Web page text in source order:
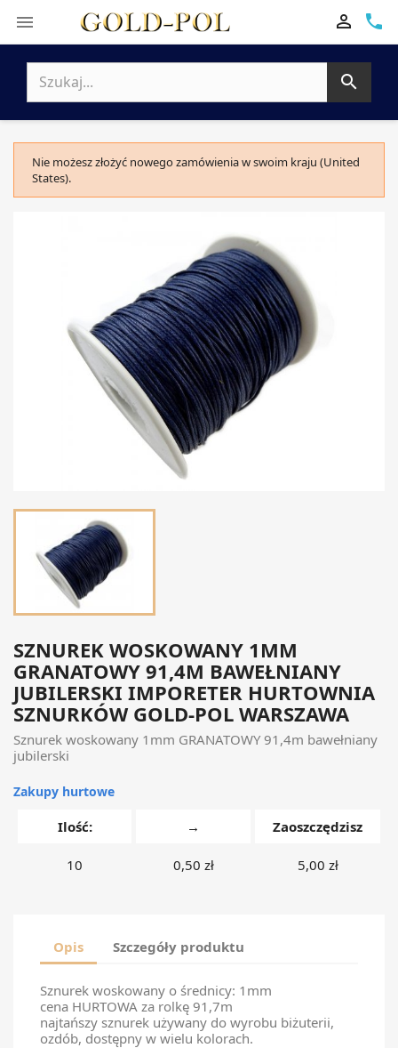
 phone


Nie możesz złożyć nowego zamówienia w swoim kraju (United
States).
SZNUREK WOSKOWANY 1MM
GRANATOWY 91,4M BAWEŁNIANY
JUBILERSKI IMPORETER HURTOWNIA
SZNURKÓW GOLD-POL WARSZAWA
Sznurek woskowany 1mm GRANATOWY 91,4m bawełniany
jubilerski
Zakupy hurtowe
Ilość: → Zaoszczędzisz
10 0,50 zł 5,00 zł
Opis Szczegóły produktu
Sznurek woskowany o średnicy: 1mm
cena HURTOWA za rolkę 91,7m
najtańszy sznurek używany do wyrobu biżuterii,
ozdób, dostępny w wielu kolorach.